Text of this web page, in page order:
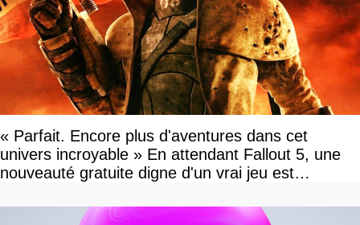
« Parfait. Encore plus d'aventures dans cet
univers incroyable » En attendant Fallout 5, une
nouveauté gratuite digne d'un vrai jeu est